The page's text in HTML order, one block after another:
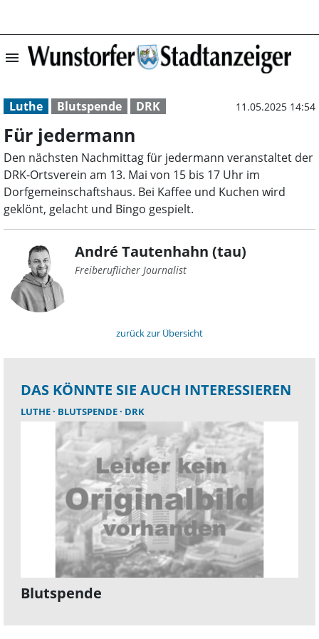
menu Für jedermann
Luthe Blutspende DRK 11.05.2025 14:54
Für jedermann
Den nächsten Nachmittag für jedermann veranstaltet der
DRK-Ortsverein am 13. Mai von 15 bis 17 Uhr im
Dorfgemeinschaftshaus. Bei Kaffee und Kuchen wird
geklönt, gelacht und Bingo gespielt.
André Tautenhahn (tau)
Freiberuflicher Journalist
zurück zur Übersicht
DAS KÖNNTE SIE AUCH INTERESSIEREN
LUTHE BLUTSPENDE DRK
Blutspende